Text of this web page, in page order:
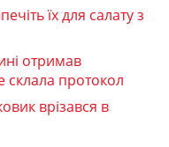
їх для салату з
отримав
склала протокол
врізався в